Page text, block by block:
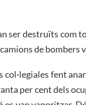
ser destruïts com
de bombers
col·legiales fent
per cent dels